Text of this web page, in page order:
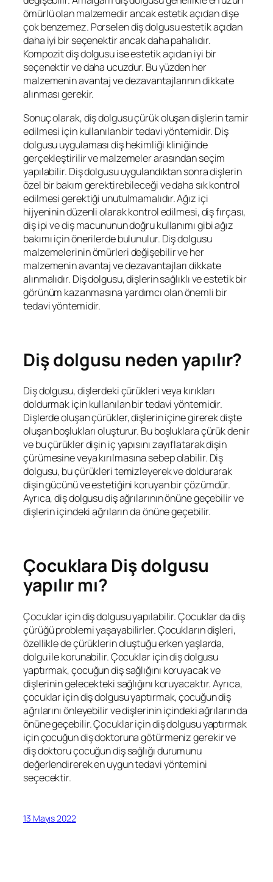
ömürlü olan malzemedir ancak estetik açıdan dişe
çok benzemez. Porselen diş dolgusu estetik açıdan
daha iyi bir seçenektir ancak daha pahalıdır.
Kompozit diş dolgusu ise estetik açıdan iyi bir
seçenektir ve daha ucuzdur. Bu yüzden her
malzemenin avantaj ve dezavantajlarının dikkate
alınması gerekir.
Sonuç olarak, diş dolgusu çürük oluşan dişlerin tamir
edilmesi için kullanılan bir tedavi yöntemidir. Diş
dolgusu uygulaması diş hekimliği kliniğinde
gerçekleştirilir ve malzemeler arasından seçim
yapılabilir. Diş dolgusu uygulandıktan sonra dişlerin
özel bir bakım gerektirebileceği ve daha sık kontrol
edilmesi gerektiği unutulmamalıdır. Ağız içi
hijyeninin düzenli olarak kontrol edilmesi, diş fırçası,
diş ipi ve diş macununun doğru kullanımı gibi ağız
bakımı için önerilerde bulunulur. Diş dolgusu
malzemelerinin ömürleri değişebilir ve her
malzemenin avantaj ve dezavantajları dikkate
alınmalıdır. Diş dolgusu, dişlerin sağlıklı ve estetik bir
görünüm kazanmasına yardımcı olan önemli bir
tedavi yöntemidir.
Diş dolgusu neden yapılır?
Diş dolgusu, dişlerdeki çürükleri veya kırıkları
doldurmak için kullanılan bir tedavi yöntemidir.
Dişlerde oluşan çürükler, dişlerin içine girerek dişte
oluşan boşlukları oluşturur. Bu boşluklara çürük denir
ve bu çürükler dişin iç yapısını zayıflatarak dişin
çürümesine veya kırılmasına sebep olabilir. Diş
dolgusu, bu çürükleri temizleyerek ve doldurarak
dişin gücünü ve estetiğini koruyan bir çözümdür.
Ayrıca, diş dolgusu diş ağrılarının önüne geçebilir ve
dişlerin içindeki ağrıların da önüne geçebilir.
Çocuklara Diş dolgusu
yapılır mı?
Çocuklar için diş dolgusu yapılabilir. Çocuklar da diş
çürüğü problemi yaşayabilirler. Çocukların dişleri,
özellikle de çürüklerin oluştuğu erken yaşlarda,
dolgu ile korunabilir. Çocuklar için diş dolgusu
yaptırmak, çocuğun diş sağlığını koruyacak ve
dişlerinin gelecekteki sağlığını koruyacaktır. Ayrıca,
çocuklar için diş dolgusu yaptırmak, çocuğun diş
ağrılarını önleyebilir ve dişlerinin içindeki ağrıların da
önüne geçebilir. Çocuklar için diş dolgusu yaptırmak
için çocuğun diş doktoruna götürmeniz gerekir ve
diş doktoru çocuğun diş sağlığı durumunu
değerlendirerek en uygun tedavi yöntemini
seçecektir.
13 Mayıs 2022